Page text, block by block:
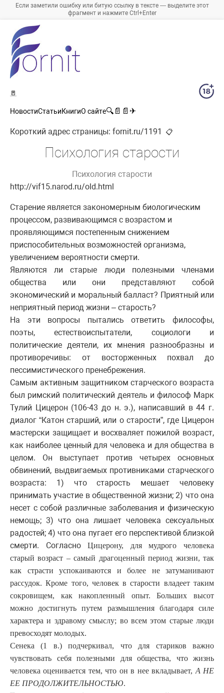
Если заметили ошибку или битую ссылку в тексте — выделите этот
фрагмент и нажмите Ctrl+Enter
🚪
НовостиСтатьиКнигиО сайте🔍 📄 📄 ✈
Короткий адрес страницы: fornit.ru/1191 📋
Психология старости
Психология старости
http://vif15.narod.ru/old.html
Старение является закономерным биологическим
процессом, развивающимся с возрастом и
проявляющимся постепенным снижением
приспособительных возможностей организма,
увеличением вероятности смерти.
Являются ли старые люди полезными членами
общества или они представляют собой
экономический и моральный балласт? Приятный или
неприятный период жизни – старость?
На эти вопросы пытались ответить философы,
поэты, естествоиспытатели, социологи и
политические деятели, их мнения разнообразны и
противоречивы: от восторженных похвал до
пессимистического пренебрежения.
Самым активным защитником старческого возраста
был римский политический деятель и философ Марк
Тулий Цицерон (106-43 до н. э.), написавший в 44 г.
диалог “Катон старший, или о старости”, где Цицерон
мастерски защищает и восхваляет пожилой возраст,
как наиболее ценный для человека и для общества в
целом. Он выступает против четырех основных
обвинений, выдвигаемых противниками старческого
возраста: 1) что старость мешает человеку
принимать участие в общественной жизни; 2) что она
несет с собой различные заболевания и физическую
немощь; 3) что она лишает человека сексуальных
радостей; 4) что она пугает его перспективой близкой
смерти. СогласноЦицерону, для мудрого человека
старый возраст – самый драгоценный период жизни, так
как страсти успокаиваются и более не затуманивают
рассудок. Кроме того, человек в старости владеет таким
сокровищем, как накопленный опыт. Больших высот
можно достигнуть путем размышления благодаря силе
характера и здравому смыслу; во всем этом старые люди
превосходят молодых.
Сенека (1 в.) подчеркивал, что для стариков важно
чувствовать себя полезными для общества, что жизнь
человека оценивается тем, что он в нее вкладывает, А НЕ
ЕЕ ПРОДОЛЖИТЕЛЬНОСТЬЮ.